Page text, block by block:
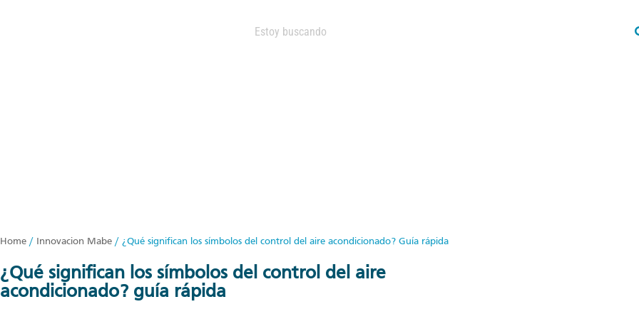
Home / Innovacion Mabe / ¿Qué significan los símbolos del control del aire acondicionado? Guía rápida
¿qué significan los símbolos del control del aire
acondicionado? guía rápida